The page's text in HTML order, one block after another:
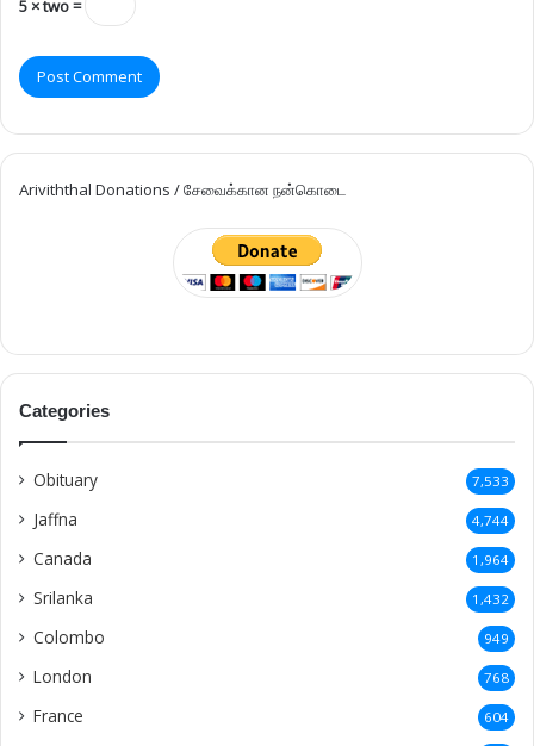
5 × two =
Ariviththal Donations / சேவைக்கான நன்கொடை
Categories
Obituary 7,533
Jaffna 4,744
Canada 1,964
Srilanka 1,432
Colombo 949
London 768
France 604